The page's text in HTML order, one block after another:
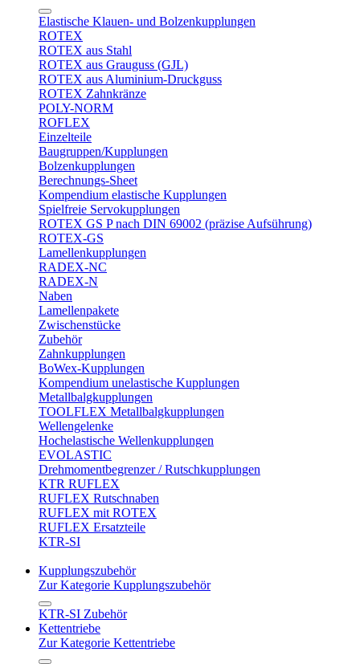
Elastische Klauen- und Bolzenkupplungen
ROTEX
ROTEX aus Stahl
ROTEX aus Grauguss (GJL)
ROTEX aus Aluminium-Druckguss
ROTEX Zahnkränze
POLY-NORM
ROFLEX
Einzelteile
Baugruppen/Kupplungen
Bolzenkupplungen
Berechnungs-Sheet
Kompendium elastische Kupplungen
Spielfreie Servokupplungen
ROTEX GS P nach DIN 69002 (präzise Aufsührung)
ROTEX-GS
Lamellenkupplungen
RADEX-NC
RADEX-N
Naben
Lamellenpakete
Zwischenstücke
Zubehör
Zahnkupplungen
BoWex-Kupplungen
Kompendium unelastische Kupplungen
Metallbalgkupplungen
TOOLFLEX Metallbalgkupplungen
Wellengelenke
Hochelastische Wellenkupplungen
EVOLASTIC
Drehmomentbegrenzer / Rutschkupplungen
KTR RUFLEX
RUFLEX Rutschnaben
RUFLEX mit ROTEX
RUFLEX Ersatzteile
KTR-SI
Kupplungszubehör
Zur Kategorie Kupplungszubehör
KTR-SI Zubehör
Kettentriebe
Zur Kategorie Kettentriebe